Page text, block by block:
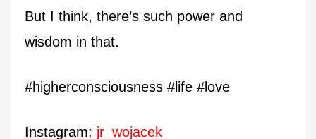
But I think, there’s such power and
wisdom in that.
#higherconsciousness #life #love
Instagram: jr_wojacek